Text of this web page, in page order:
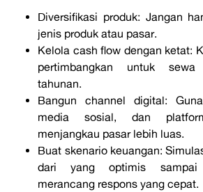
Diversifikasi produk: Jangan
jenis produk atau pasar.
Kelola cash flow dengan ketat:
pertimbangkan untuk
tahunan.
Bangunchanneldigital:
media sosial, dan
menjangkau pasar lebih luas.
Buat skenario keuangan:
dari yang optimis sampai
merancang respons yang cepat.